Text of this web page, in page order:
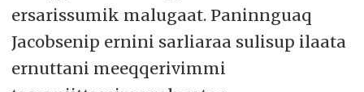
ersarissumik malugaat. Paninnguaq
Jacobsenip ernini sarliaraa sulisup ilaata
ernuttani meeqqerivimmi